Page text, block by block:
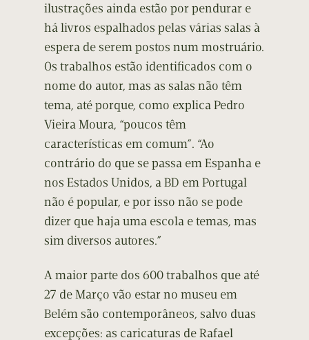
ilustrações ainda estão por pendurar e
há livros espalhados pelas várias salas à
espera de serem postos num mostruário.
Os trabalhos estão identificados com o
nome do autor, mas as salas não têm
tema, até porque, como explica Pedro
Vieira Moura, “poucos têm
características em comum”. “Ao
contrário do que se passa em Espanha e
nos Estados Unidos, a BD em Portugal
não é popular, e por isso não se pode
dizer que haja uma escola e temas, mas
sim diversos autores.”
A maior parte dos 600 trabalhos que até
27 de Março vão estar no museu em
Belém são contemporâneos, salvo duas
excepções: as caricaturas de Rafael